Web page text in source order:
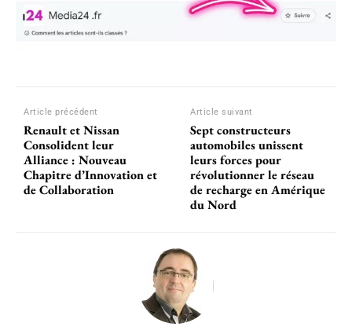
Article précédent
Renault et Nissan
Consolident leur
Alliance : Nouveau
Chapitre d’Innovation et
de Collaboration
Article suivant
Sept constructeurs
automobiles unissent
leurs forces pour
révolutionner le réseau
de recharge en Amérique
du Nord